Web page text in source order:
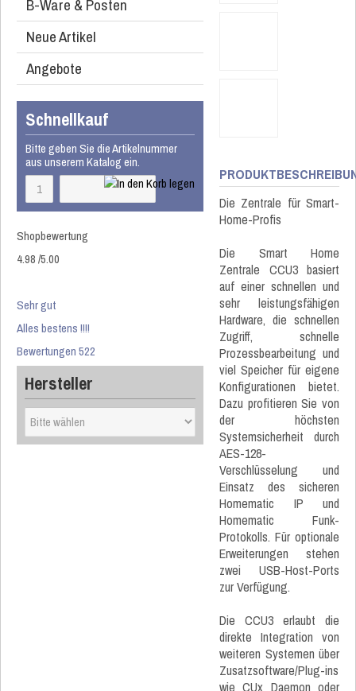
B-Ware & Posten
Neue Artikel
Angebote
Schnellkauf
Bitte geben Sie die Artikelnummer
aus unserem Katalog ein.
Shopbewertung
4.98/5.00
Sehr gut
Alles bestens !!!!
Bewertungen 522
Hersteller
Die Zentrale für Smart-
Home-Profis
Die Smart Home
Zentrale CCU3 basiert
auf einer schnellen und
sehr leistungsfähigen
Hardware, die schnellen
Zugriff, schnelle
Prozessbearbeitung und
viel Speicher für eigene
Konfigurationen bietet.
Dazu profitieren Sie von
der höchsten
Systemsicherheit durch
AES-128-
Verschlüsselung und
Einsatz des sicheren
Homematic IP und
Homematic Funk-
Protokolls. Für optionale
Erweiterungen stehen
zwei USB-Host-Ports
zur Verfügung.
Die CCU3 erlaubt die
direkte Integration von
weiteren Systemen über
Zusatzsoftware/Plug-ins
wie CUx Daemon oder